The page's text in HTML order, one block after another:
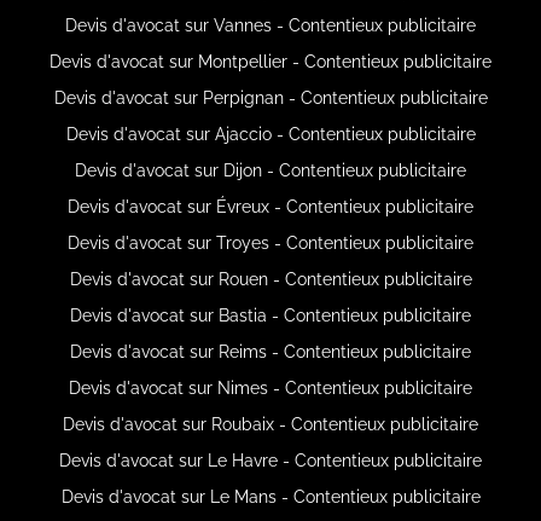
Devis d'avocat sur Vannes - Contentieux publicitaire
Devis d'avocat sur Montpellier - Contentieux publicitaire
Devis d'avocat sur Perpignan - Contentieux publicitaire
Devis d'avocat sur Ajaccio - Contentieux publicitaire
Devis d'avocat sur Dijon - Contentieux publicitaire
Devis d'avocat sur Évreux - Contentieux publicitaire
Devis d'avocat sur Troyes - Contentieux publicitaire
Devis d'avocat sur Rouen - Contentieux publicitaire
Devis d'avocat sur Bastia - Contentieux publicitaire
Devis d'avocat sur Reims - Contentieux publicitaire
Devis d'avocat sur Nimes - Contentieux publicitaire
Devis d'avocat sur Roubaix - Contentieux publicitaire
Devis d'avocat sur Le Havre - Contentieux publicitaire
Devis d'avocat sur Le Mans - Contentieux publicitaire